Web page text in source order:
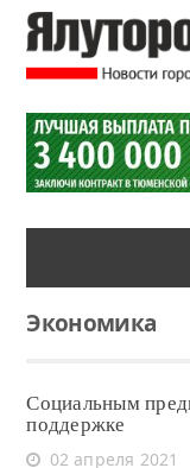
Экономика
Социальным
поддержке
02 апреля 2021